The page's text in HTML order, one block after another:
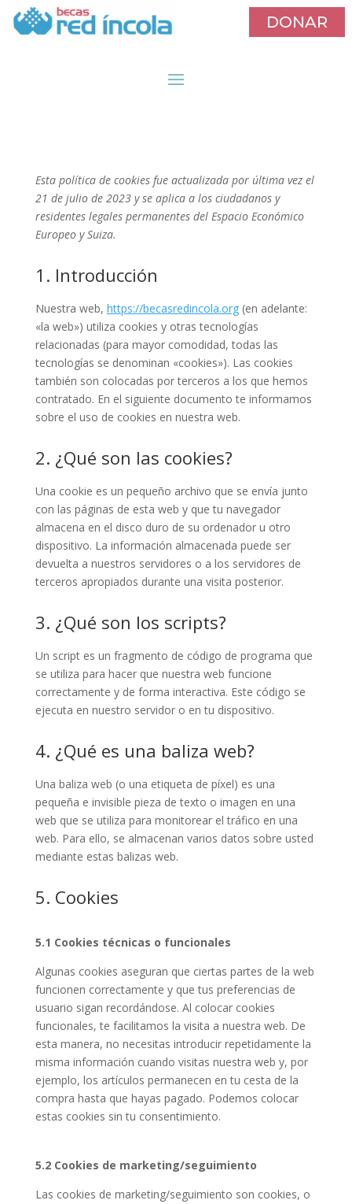
DONAR
Esta política de cookies fue actualizada por última vez el
21 de julio de 2023 y se aplica a los ciudadanos y
residentes legales permanentes del Espacio Económico
Europeo y Suiza.
1. Introducción
Nuestra web, https://becasredincola.org(en adelante:
«la web») utiliza cookies y otras tecnologías
relacionadas (para mayor comodidad, todas las
tecnologías se denominan «cookies»). Las cookies
también son colocadas por terceros a los que hemos
contratado. En el siguiente documento te informamos
sobre el uso de cookies en nuestra web.
2. ¿Qué son las cookies?
Una cookie es un pequeño archivo que se envía junto
con las páginas de esta web y que tu navegador
almacena en el disco duro de su ordenador u otro
dispositivo. La información almacenada puede ser
devuelta a nuestros servidores o a los servidores de
terceros apropiados durante una visita posterior.
3. ¿Qué son los scripts?
Un script es un fragmento de código de programa que
se utiliza para hacer que nuestra web funcione
correctamente y de forma interactiva. Este código se
ejecuta en nuestro servidor o en tu dispositivo.
4. ¿Qué es una baliza web?
Una baliza web (o una etiqueta de píxel) es una
pequeña e invisible pieza de texto o imagen en una
web que se utiliza para monitorear el tráfico en una
web. Para ello, se almacenan varios datos sobre usted
mediante estas balizas web.
5. Cookies
5.1 Cookies técnicas o funcionales
Algunas cookies aseguran que ciertas partes de la web
funcionen correctamente y que tus preferencias de
usuario sigan recordándose. Al colocar cookies
funcionales, te facilitamos la visita a nuestra web. De
esta manera, no necesitas introducir repetidamente la
misma información cuando visitas nuestra web y, por
ejemplo, los artículos permanecen en tu cesta de la
compra hasta que hayas pagado. Podemos colocar
estas cookies sin tu consentimiento.
5.2 Cookies de marketing/seguimiento
Las cookies de marketing/seguimiento son cookies, o